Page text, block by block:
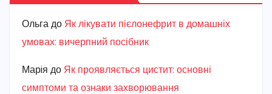
Ольга до Як лікувати пієлонефрит в домашніх
умовах: вичерпний посібник
Марiя до Як проявляється цистит: основні
симптоми та ознаки захворювання